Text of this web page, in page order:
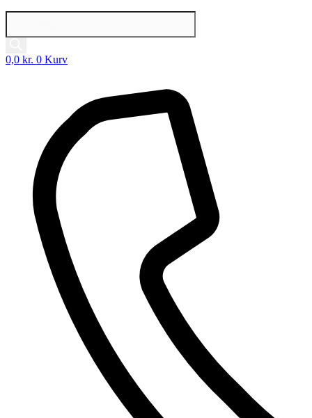
Products
0,0 kr. 0 Kurv